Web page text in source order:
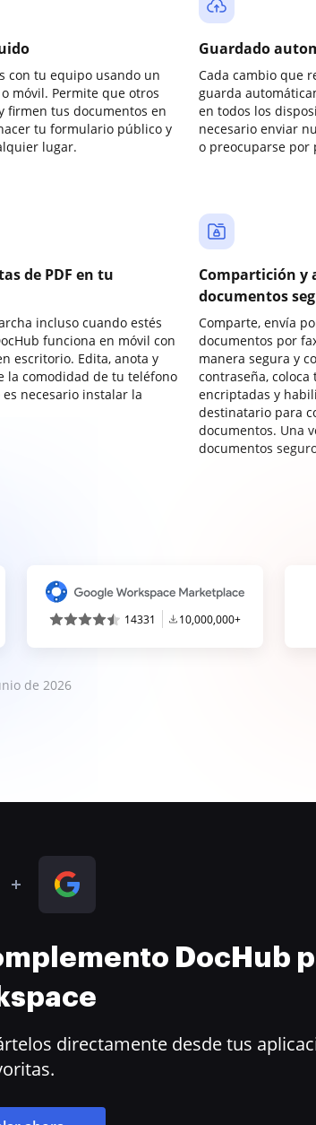
con tu equipo usando un
móvil. Permite que otros
firmen tus documentos en
tu formulario público y
lugar.
Guardado
Cada cambio que
guarda
en todos los
necesario enviar
o preocuparse por
de PDF en tu
incluso cuando estés
funciona en móvil con
escritorio. Edita, anota y
la comodidad de tu teléfono
necesario instalar la
Compartición y
documentos
Comparte, envía
documentos por
manera segura y
contraseña,
encriptadas y
destinatario para
documentos. Una
documentos
14331 10,000,000+
de 2026
DocHub
directamente desde tus